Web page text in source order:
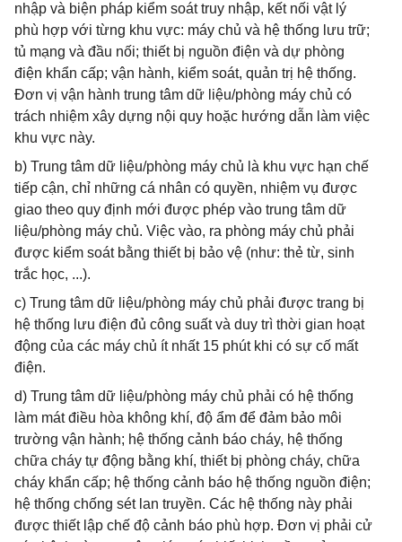
nhập và biện pháp kiểm soát truy nhập, kết nối vật lý
phù hợp với từng khu vực: máy chủ và hệ thống lưu trữ;
tủ mạng và đầu nối; thiết bị nguồn điện và dự phòng
điện khẩn cấp; vận hành, kiểm soát, quản trị hệ thống.
Đơn vị vận hành trung tâm dữ liệu/phòng máy chủ có
trách nhiệm xây dựng nội quy hoặc hướng dẫn làm việc
khu vực này.
b) Trung tâm dữ liệu/phòng máy chủ là khu vực hạn chế
tiếp cận, chỉ những cá nhân có quyền, nhiệm vụ được
giao theo quy định mới được phép vào trung tâm dữ
liệu/phòng máy chủ. Việc vào, ra phòng máy chủ phải
được kiểm soát bằng thiết bị bảo vệ (như: thẻ từ, sinh
trắc học, ...).
c) Trung tâm dữ liệu/phòng máy chủ phải được trang bị
hệ thống lưu điện đủ công suất và duy trì thời gian hoạt
động của các máy chủ ít nhất 15 phút khi có sự cố mất
điện.
d) Trung tâm dữ liệu/phòng máy chủ phải có hệ thống
làm mát điều hòa không khí, độ ẩm để đảm bảo môi
trường vận hành; hệ thống cảnh báo cháy, hệ thống
chữa cháy tự động bằng khí, thiết bị phòng cháy, chữa
cháy khẩn cấp; hệ thống cảnh báo hệ thống nguồn điện;
hệ thống chống sét lan truyền. Các hệ thống này phải
được thiết lập chế độ cảnh báo phù hợp. Đơn vị phải cử